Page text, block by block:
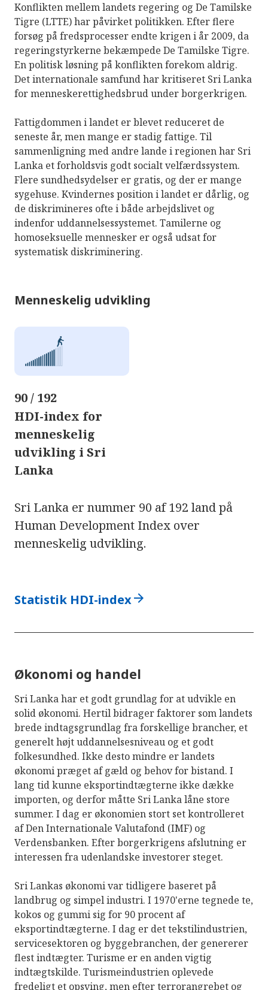
Konflikten mellem landets regering og De Tamilske
Tigre (LTTE) har påvirket politikken. Efter flere
forsøg på fredsprocesser endte krigen i år 2009, da
regeringstyrkerne bekæmpede De Tamilske Tigre.
En politisk løsning på konflikten forekom aldrig.
Det internationale samfund har kritiseret Sri Lanka
for menneskerettighedsbrud under borgerkrigen.
Fattigdommen i landet er blevet reduceret de
seneste år, men mange er stadig fattige. Til
sammenligning med andre lande i regionen har Sri
Lanka et forholdsvis godt socialt velfærdssystem.
Flere sundhedsydelser er gratis, og der er mange
sygehuse. Kvindernes position i landet er dårlig, og
de diskrimineres ofte i både arbejdslivet og
indenfor uddannelsessystemet. Tamilerne og
homoseksuelle mennesker er også udsat for
systematisk diskriminering.
Menneskelig udvikling
90 / 192
HDI-index for
menneskelig
udvikling i Sri
Lanka
Sri Lanka er nummer 90 af 192 land på
Human Development Index over
menneskelig udvikling.
Statistik HDI-indexarrow_forward
Økonomi og handel
Sri Lanka har et godt grundlag for at udvikle en
solid økonomi. Hertil bidrager faktorer som landets
brede indtagsgrundlag fra forskellige brancher, et
generelt højt uddannelsesniveau og et godt
folkesundhed. Ikke desto mindre er landets
økonomi præget af gæld og behov for bistand. I
lang tid kunne eksportindtægterne ikke dække
importen, og derfor måtte Sri Lanka låne store
summer. I dag er økonomien stort set kontrolleret
af Den Internationale Valutafond (IMF) og
Verdensbanken. Efter borgerkrigens afslutning er
interessen fra udenlandske investorer steget.
Sri Lankas økonomi var tidligere baseret på
landbrug og simpel industri. I 1970'erne tegnede te,
kokos og gummi sig for 90 procent af
eksportindtægterne. I dag er det tekstilindustrien,
servicesektoren og byggebranchen, der genererer
flest indtægter. Turisme er en anden vigtig
indtægtskilde. Turismeindustrien oplevede
fredeligt et opsving, men efter terrorangrebet og